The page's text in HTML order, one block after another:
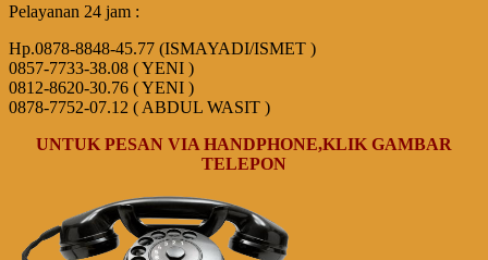
Pelayanan 24 jam :
Hp.0878-8848-45.77 (ISMAYADI/ISMET )
0857-7733-38.08 ( YENI )
0812-8620-30.76 ( YENI )
0878-7752-07.12 ( ABDUL WASIT )
UNTUK PESAN VIA HANDPHONE,KLIK GAMBAR
TELEPON